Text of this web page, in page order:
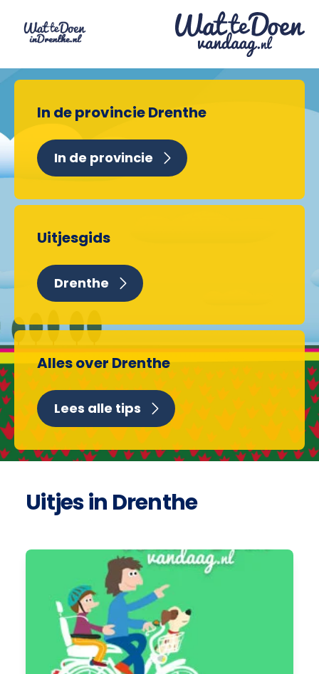
In de provincie Drenthe
In de provincie
Uitjesgids
Drenthe
Alles over Drenthe
Lees alle tips
Uitjes in Drenthe